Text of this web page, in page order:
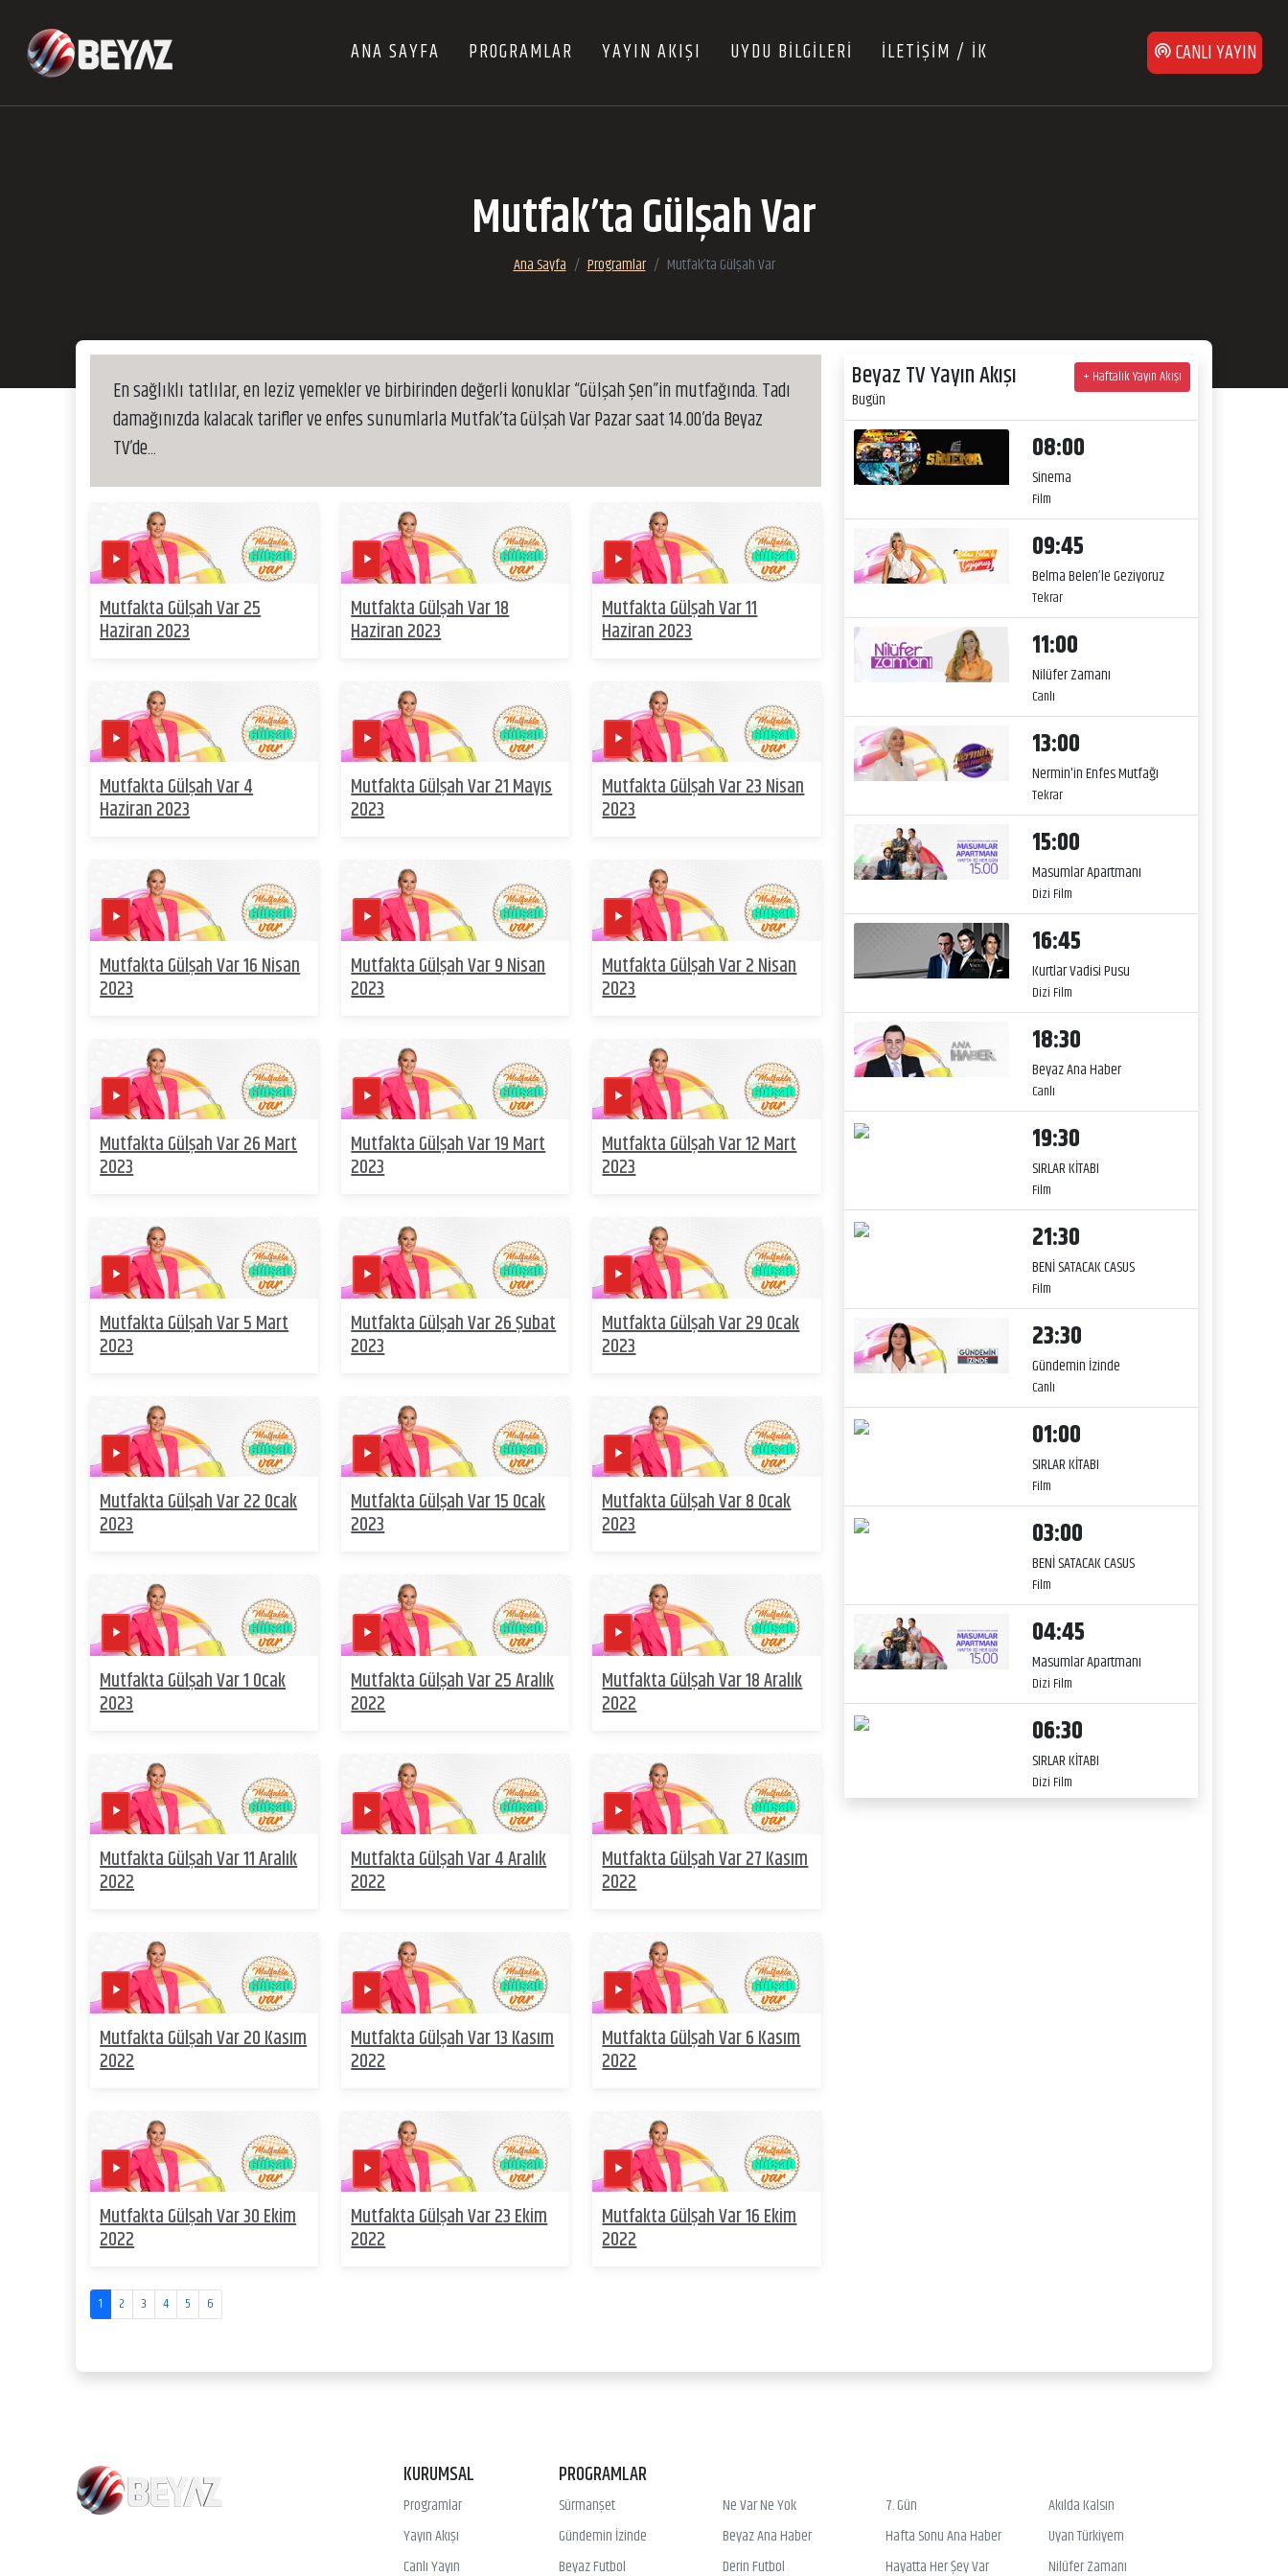
ANA SAYFA PROGRAMLAR YAYIN AKIŞI UYDU BİLGİLERİ İLETİŞİM / İK CANLI YAYIN
Mutfak’ta Gülşah Var
Ana Sayfa Programlar Mutfak’ta Gülşah Var
En sağlıklı tatlılar, en leziz yemekler ve birbirinden değerli konuklar “Gülşah Şen”in mutfağında. Tadı
damağınızda kalacak tarifler ve enfes sunumlarla Mutfak’ta Gülşah Var Pazar saat 14.00’da Beyaz
TV’de...
Mutfakta Gülşah Var 25
Haziran 2023
Mutfakta Gülşah Var 18
Haziran 2023
Mutfakta Gülşah Var 11
Haziran 2023
Mutfakta Gülşah Var 4
Haziran 2023
Mutfakta Gülşah Var 21 Mayıs
2023
Mutfakta Gülşah Var 23 Nisan
2023
Mutfakta Gülşah Var 16 Nisan
2023
Mutfakta Gülşah Var 9 Nisan
2023
Mutfakta Gülşah Var 2 Nisan
2023
Mutfakta Gülşah Var 26 Mart
2023
Mutfakta Gülşah Var 19 Mart
2023
Mutfakta Gülşah Var 12 Mart
2023
Mutfakta Gülşah Var 5 Mart
2023
Mutfakta Gülşah Var 26 Şubat
2023
Mutfakta Gülşah Var 29 Ocak
2023
Mutfakta Gülşah Var 22 Ocak
2023
Mutfakta Gülşah Var 15 Ocak
2023
Mutfakta Gülşah Var 8 Ocak
2023
Mutfakta Gülşah Var 1 Ocak
2023
Mutfakta Gülşah Var 25 Aralık
2022
Mutfakta Gülşah Var 18 Aralık
2022
Mutfakta Gülşah Var 11 Aralık
2022
Mutfakta Gülşah Var 4 Aralık
2022
Mutfakta Gülşah Var 27 Kasım
2022
Mutfakta Gülşah Var 20 Kasım
2022
Mutfakta Gülşah Var 13 Kasım
2022
Mutfakta Gülşah Var 6 Kasım
2022
Mutfakta Gülşah Var 30 Ekim
2022
Mutfakta Gülşah Var 23 Ekim
2022
Mutfakta Gülşah Var 16 Ekim
2022
1 2 3 4 5 6
Beyaz TV Yayın Akışı
Bugün
+ Haftalık Yayın Akışı
08:00
Sinema
Film
09:45
Belma Belen’le Geziyoruz
Tekrar
11:00
Nilüfer Zamanı
Canlı
13:00
Nermin'in Enfes Mutfağı
Tekrar
15:00
Masumlar Apartmanı
Dizi Film
16:45
Kurtlar Vadisi Pusu
Dizi Film
18:30
Beyaz Ana Haber
Canlı
19:30
SIRLAR KİTABI
Film
21:30
BENİ SATACAK CASUS
Film
23:30
Gündemin İzinde
Canlı
01:00
SIRLAR KİTABI
Film
03:00
BENİ SATACAK CASUS
Film
04:45
Masumlar Apartmanı
Dizi Film
06:30
SIRLAR KİTABI
Dizi Film
KURUMSAL
Programlar
Yayın Akışı
Canlı Yayın
PROGRAMLAR
Sürmanşet Ne Var Ne Yok 7. Gün
Akılda Kalsın
Gündemin İzinde
Beyaz Ana Haber Hafta Sonu Ana Haber
Uyan Türkiyem
Beyaz Futbol
Derin Futbol Hayatta Her Şey Var Nilüfer Zamanı